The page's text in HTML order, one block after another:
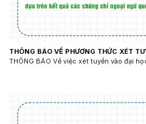
THÔNG BÁO VỀ PHƯƠNG THỨC XÉT
THÔNG BÁO Về việc xét tuyển vào đại